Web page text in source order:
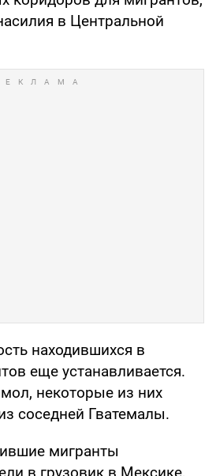
в Центральной
находившихся в
еще устанавливается.
некоторые из них
соседней Гватемалы.
мигранты
в грузовик в Мексике,